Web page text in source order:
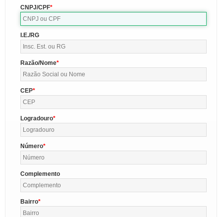
CNPJ/CPF
I.E./RG
Razão/Nome
CEP
Logradouro
Número
Complemento
Bairro